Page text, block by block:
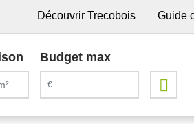
Découvrir Trecobois Guide
Budget max